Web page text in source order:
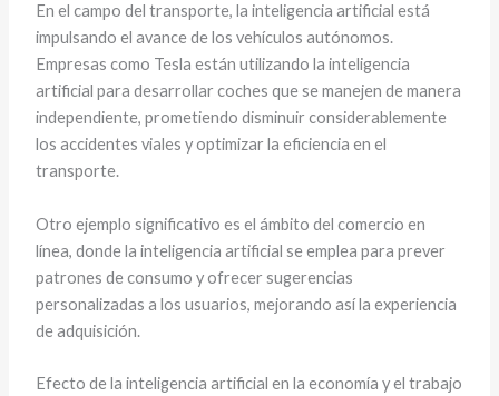
En el campo del transporte, la inteligencia artificial está
impulsando el avance de los vehículos autónomos.
Empresas como Tesla están utilizando la inteligencia
artificial para desarrollar coches que se manejen de manera
independiente, prometiendo disminuir considerablemente
los accidentes viales y optimizar la eficiencia en el
transporte.
Otro ejemplo significativo es el ámbito del comercio en
línea, donde la inteligencia artificial se emplea para prever
patrones de consumo y ofrecer sugerencias
personalizadas a los usuarios, mejorando así la experiencia
de adquisición.
Efecto de la inteligencia artificial en la economía y el trabajo